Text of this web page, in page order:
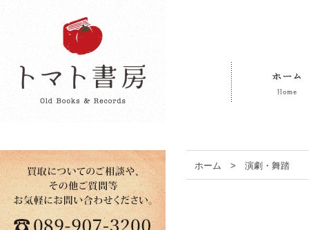
ホーム > 演劇・舞踏